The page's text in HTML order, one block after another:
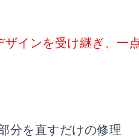
インを受け継ぎ、一
分を直すだけの修理